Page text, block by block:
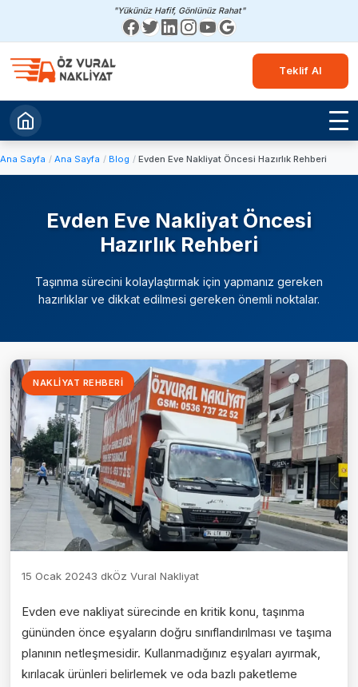
"Yükünüz Hafif, Gönlünüz Rahat"
Teklif Al
Ana Sayfa Ana Sayfa Blog Evden Eve Nakliyat Öncesi Hazırlık Rehberi
Evden Eve Nakliyat Öncesi
Hazırlık Rehberi
Taşınma sürecini kolaylaştırmak için yapmanız gereken
hazırlıklar ve dikkat edilmesi gereken önemli noktalar.
NAKLIYAT REHBERI
15 Ocak 20243 dkÖz Vural Nakliyat
Evden eve nakliyat sürecinde en kritik konu, taşınma
gününden önce eşyaların doğru sınıflandırılması ve taşıma
planının netleşmesidir. Kullanmadığınız eşyaları ayırmak,
kırılacak ürünleri belirlemek ve oda bazlı paketleme